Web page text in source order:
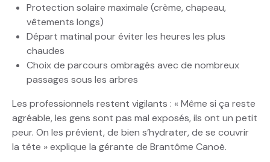
Protection solaire maximale (crème, chapeau,
vêtements longs)
Départ matinal pour éviter les heures les plus
chaudes
Choix de parcours ombragés avec de nombreux
passages sous les arbres
Les professionnels restent vigilants : « Même si ça reste
agréable, les gens sont pas mal exposés, ils ont un petit
peur. On les prévient, de bien s’hydrater, de se couvrir
la tête » explique la gérante de Brantôme Canoë.